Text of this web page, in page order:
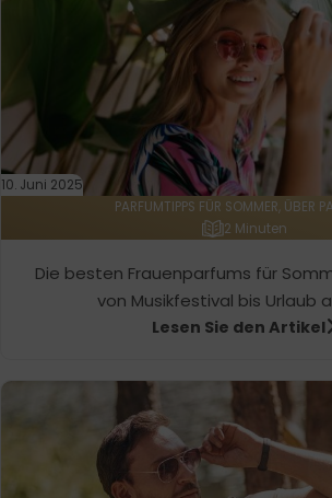
10. Juni 2025
PARFUMTIPPS FÜR SOMMER, ÜBER
2 Minuten
Die besten Frauenparfums für
von Musikfestival bis Urlaub
Lesen Sie den Artikel